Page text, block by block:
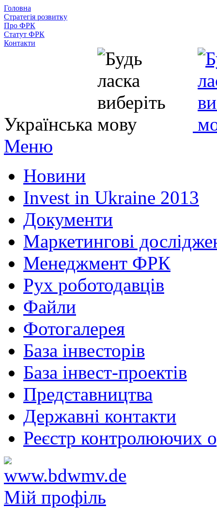
Головна
Стратегія розвитку
Про ФРК
Статут ФРК
Контакти
Українська
Меню
Новини
Invest in Ukraine 2013
Документи
Маркетингові
Менеджмент ФРК
Рух роботодавців
Файли
Фотогалерея
База інвесторів
База інвест-проектів
Представництва
Державні контакти
Реєстр контролюючих
Мій профіль